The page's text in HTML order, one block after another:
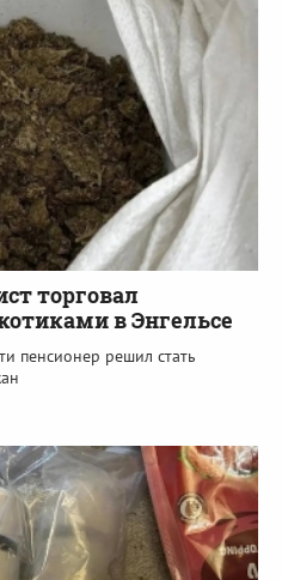
торговал
в Энгельсе
пенсионер решил стать